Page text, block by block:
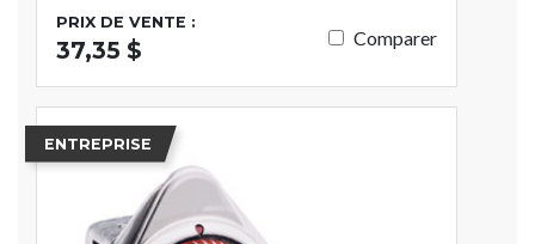
PRIX DE VENTE :
37,35 $ Comparer
ENTREPRISE